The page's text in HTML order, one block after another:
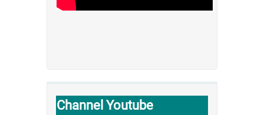
Channel Youtube